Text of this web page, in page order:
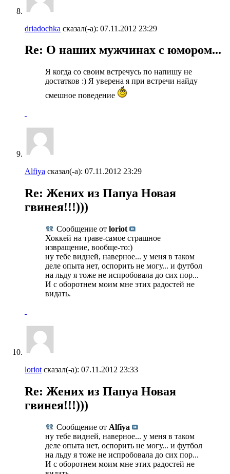
driadochka сказал(-а): 07.11.2012 23:29
Re: О наших мужчинах с юмором...
Я когда со своим встречусь по напишу не
достатков :) Я уверена я при встречи найду
смешное поведение
Alfiya сказал(-а): 07.11.2012 23:29
Re: Жених из Папуа Новая
гвинея!!!)))
Сообщение от loriot
Хоккей на траве-самое страшное
извращение, вообще-то:)
ну тебе видней, наверное... у меня в таком
деле опыта нет, оспорить не могу... и футбол
на льду я тоже не испробовала до сих пор...
И с оборотнем моим мне этих радостей не
видать.
loriot сказал(-а): 07.11.2012 23:33
Re: Жених из Папуа Новая
гвинея!!!)))
Сообщение от Alfiya
ну тебе видней, наверное... у меня в таком
деле опыта нет, оспорить не могу... и футбол
на льду я тоже не испробовала до сих пор...
И с оборотнем моим мне этих радостей не